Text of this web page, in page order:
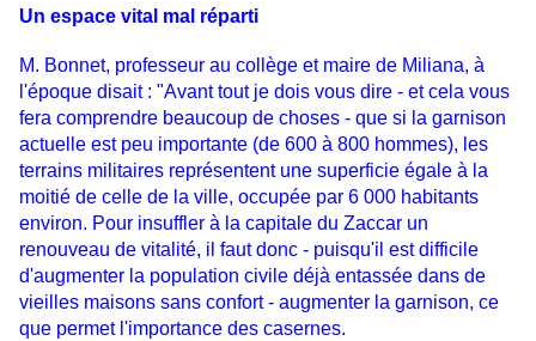
Un espace vital mal réparti
M. Bonnet, professeur au collège et maire de Miliana, à
l'époque disait : "Avant tout je dois vous dire - et cela vous
fera comprendre beaucoup de choses - que si la garnison
actuelle est peu importante (de 600 à 800 hommes), les
terrains militaires représentent une superficie égale à la
moitié de celle de la ville, occupée par 6 000 habitants
environ. Pour insuffler à la capitale du Zaccar un
renouveau de vitalité, il faut donc - puisqu'il est difficile
d'augmenter la population civile déjà entassée dans de
vieilles maisons sans confort - augmenter la garnison, ce
que permet l'importance des casernes.